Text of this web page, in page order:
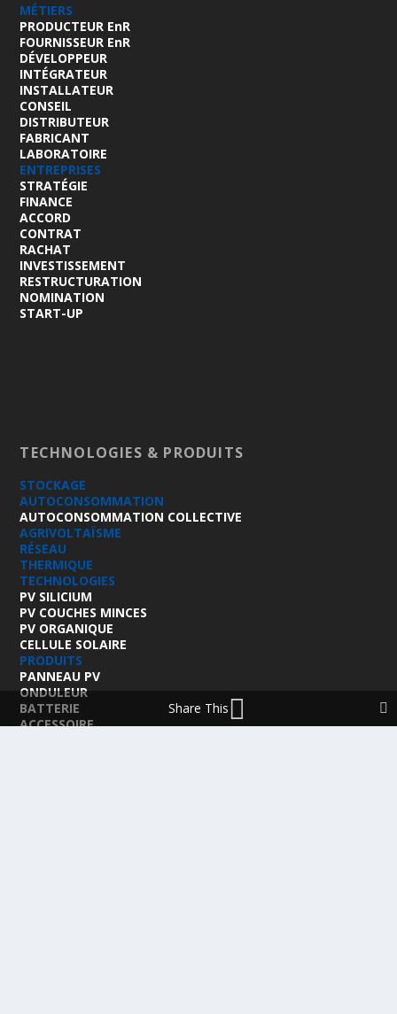
MÉTIERS
PRODUCTEUR EnR
FOURNISSEUR EnR
DÉVELOPPEUR
INTÉGRATEUR
INSTALLATEUR
CONSEIL
DISTRIBUTEUR
FABRICANT
LABORATOIRE
ENTREPRISES
STRATÉGIE
FINANCE
ACCORD
CONTRAT
RACHAT
INVESTISSEMENT
RESTRUCTURATION
NOMINATION
START-UP
TECHNOLOGIES & PRODUITS
STOCKAGE
AUTOCONSOMMATION
AUTOCONSOMMATION COLLECTIVE
AGRIVOLTAÏSME
RÉSEAU
THERMIQUE
TECHNOLOGIES
PV SILICIUM
PV COUCHES MINCES
PV ORGANIQUE
CELLULE SOLAIRE
PRODUITS
PANNEAU PV
ONDULEUR
BATTERIE
ACCESSOIRE
Share This